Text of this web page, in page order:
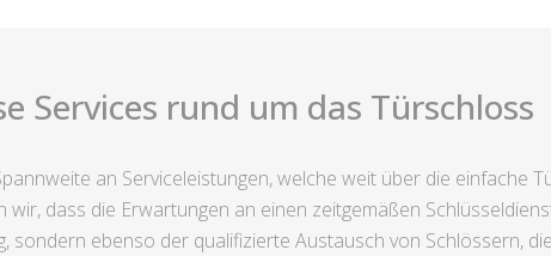
Services rund um das Türschloss
an Serviceleistungen, welche weit über die einfache
dass die Erwartungen an einen zeitgemäßen
ebenso der qualifizierte Austausch von Schlössern,